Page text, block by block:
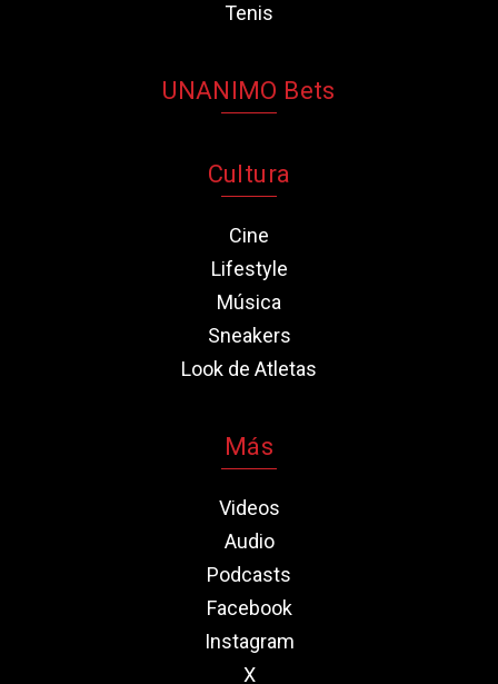
Tenis
UNANIMO Bets
Cultura
Cine
Lifestyle
Música
Sneakers
Look de Atletas
Más
Videos
Audio
Podcasts
Facebook
Instagram
X